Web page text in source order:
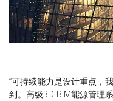
“可持续能力是设计重点，
到。高级3D BIM能源管理